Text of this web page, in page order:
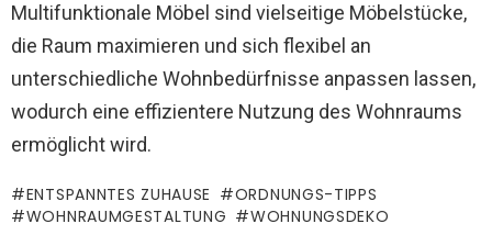
Multifunktionale Möbel sind vielseitige Möbelstücke,
die Raum maximieren und sich flexibel an
unterschiedliche Wohnbedürfnisse anpassen lassen,
wodurch eine effizientere Nutzung des Wohnraums
ermöglicht wird.
ENTSPANNTES ZUHAUSE
ORDNUNGS-TIPPS
WOHNRAUMGESTALTUNG
WOHNUNGSDEKO